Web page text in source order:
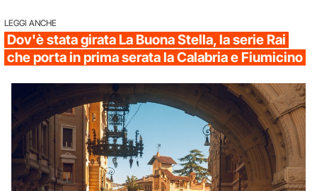
LEGGI ANCHE
Dov'è stata girata La Buona Stella, la serie Rai
che porta in prima serata la Calabria e Fiumicino